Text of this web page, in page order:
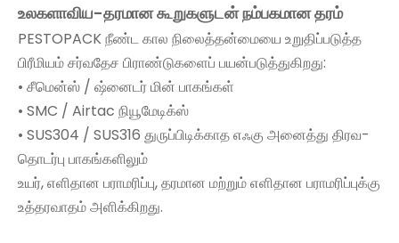
உலகளாவிய-தரமான கூறுகளுடன் நம்பகமான தரம்
PESTOPACK நீண்ட கால நிலைத்தன்மையை உறுதிப்படுத்த
பிரீமியம் சர்வதேச பிராண்டுகளைப் பயன்படுத்துகிறது:
• சீமென்ஸ் / ஷ்னைடர் மின் பாகங்கள்
• SMC / Airtac நியூமேடிக்ஸ்
• SUS304 / SUS316 துருப்பிடிக்காத எஃகு அனைத்து திரவ-
தொடர்பு பாகங்களிலும்
உயர், எளிதான பராமரிப்பு, தரமான மற்றும் எளிதான பராமரிப்புக்கு
உத்தரவாதம் அளிக்கிறது.